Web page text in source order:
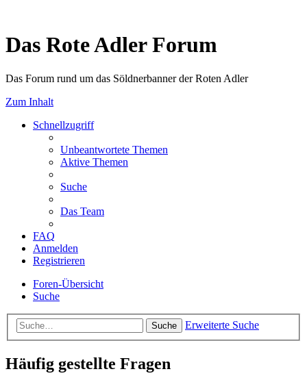
Das Rote Adler Forum
Das Forum rund um das Söldnerbanner der Roten Adler
Zum Inhalt
Schnellzugriff
Unbeantwortete Themen
Aktive Themen
Suche
Das Team
FAQ
Anmelden
Registrieren
Foren-Übersicht
Suche
Suche Erweiterte Suche
Häufig gestellte Fragen